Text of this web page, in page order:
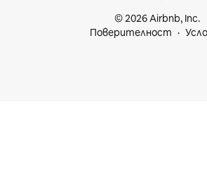
© 2026 Airbnb, Inc.
Поверителност